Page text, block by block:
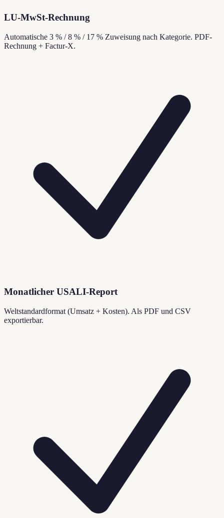
LU-MwSt-Rechnung
Automatische 3 % / 8 % / 17 % Zuweisung nach Kategorie. PDF-
Rechnung + Factur-X.
Monatlicher USALI-Report
Weltstandardformat (Umsatz + Kosten). Als PDF und CSV
exportierbar.